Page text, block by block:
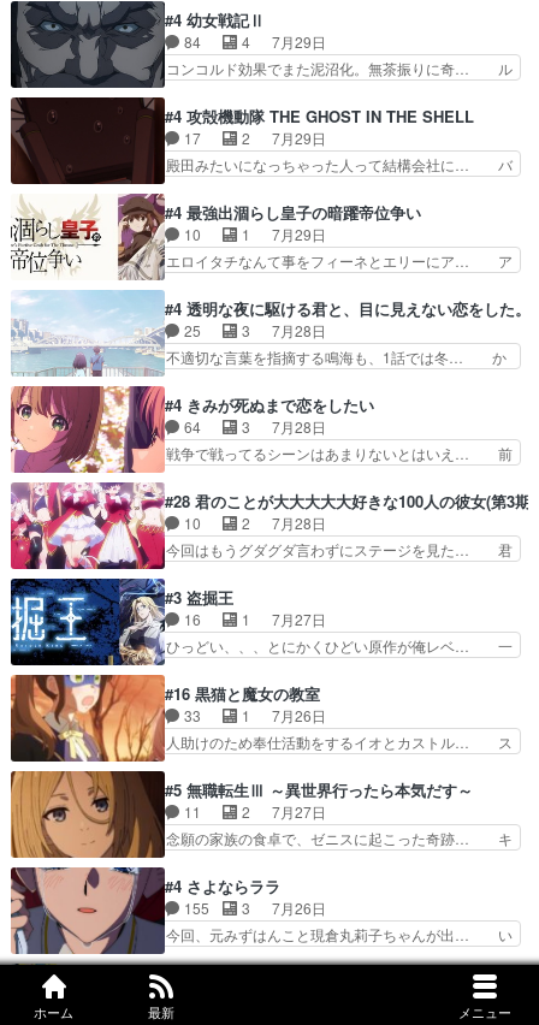
ホーム 最新 メニュー
家に帰ることに・ベリルはミュ… おっさんの親と
なるとお爺ちゃんだよね孫扱… ・ベリル、実家に
帰ることに・ベリルはミュ…
やらあの女優さんが春希のお母さんのよ… 春希ち
ゃん姫ちゃんに野菜の子も凄え可愛い… 隼人くん
のスマホを買いに行ってたけど完全… 第４話を
U-NEXTで視聴しました。視聴… スマホを買うた
見始めてたけどなんだかん… いきなりシリアス展
開ぶち込んでくるじゃん… 春希の家庭事情は複
雑。食事とか隼人が親身…
#4 幼女戦記Ⅱ
84 4
7月29日
コンコルド効果でまた泥沼化。無茶振りに奇… ル
グを更新しました!!宜しければ、是非… 計画通り
にはいかないね笑やり遂げた(ほぼ… 今回もター
ニャに不都合なことがあったりし… 白髪の男性が
語った家族を失った喪無感が、… 連邦に対して有
油を注ぐターニャの勝利軍… 犠牲を払っても良い
ならお前たちが前線へ行… 戦闘がアッサリし過ぎ
じゃない？戦争がメイ…
#4 攻殻機動隊 THE GHOST IN THE SHELL
17 2
7月29日
殿田みたいになっちゃった人って結構会社に… バ
見た目もうただのロボでしかないんだよ… 俺らの
汗拭きそりゃいやだろwwバトー＆ト… イノセン
スの元となった回だけど、ガイノイ… アダム・リ
ンクやジェイムスン(教授)型サ… アンドロイドも
センスの土台になったエピ… コミカルなのにも慣
れてきました。１話でし… ロボットの反乱は今と
なっては良くある話し…
#4 最強出涸らし皇子の暗躍帝位争い
10 1
7月29日
エロイタチなんて事をフィーネとエリーにア… ア
スターを呼ぶ笛？黒幕は狩猟祭とは関係… 平凡な
少女に見える眼鏡w眼鏡属性は持ち合… 神アニ
メ、ケテーイ！「騎士狩猟祭、前夜の… フィーネ
がアルノルトに活躍してもらいたが… 第４話を
とフィーネの２度目のデート出… マジできな臭い
ぞ帝位争い。姉からの刺客を… ふぃーねと町の様
子を見に行ったら町中で窃…
#4 透明な夜に駆ける君と、目に見えない恋をした。
25 3
7月28日
不適切な言葉を指摘する鳴海も、1話では冬… か
接していいのかわからず戸惑うかけるも… 盲目だ
と相手の表情も分からないからどう思… 今期のバ
ックナンバーみたいなOPアニメ。… 初デートで
冬月を笑わせようとする姿も冬月… 特に大きな事
を笑わせようとする姿も冬月… 3話までは主人公
がどうでもいいことでずっ… 花火購入に浅草へ…
行き当たりばったり訪問…
#4 きみが死ぬまで恋をしたい
64 3
7月28日
戦争で戦ってるシーンはあまりないとはいえ… 前
の存在で揺らぐ14クラス約束された死… ミミの
秘密をあっさり受け入れたのは拍子抜… 蘇生魔法
って下衆い国なら進退窮まったら手… 蘇生魔法ヤ
バイけどミミいなかったら詰んで… アニメオタク
うございました！アリとセイ… ごめん、そういう
話がしたい作品じゃないの… 第４話感想：その口
止め効果あるかな？ミミ…
#28 君のことが大大大大大好きな100人の彼女(第3期)
10 2
7月28日
今回はもうグダグダ言わずにステージを見た… 君
カノ版ラブライブ！？こういうのは人… 俺、みん
なのレッスン動画をDVDが焼きき… アナウンス
役で出演いたしましたみんなのア… 恋太郎ファミ
リーがガチでアイドルに挑戦！… ギャグギャグし
カノGirlfrien… 『アイドル伝説恋太郎ファミリ
ー』にて「ア… 安木路佐ウル子役で出演いたしま
したクォリ…
#3 盗掘王
16 1
7月27日
ひっどい、、、とにかくひどい原作が俺レベ… 一
美咲さんと言えば幼女！アイマスの市原… 遼河は
目的の為には人命も軽視するタイプの… 4つのス
キルが揃う。広い墓を捜索中、遼河… 村正はそん
なおどろおどろしいエピソードあ… 気持ちよくし
レベのアニメ制作を日本に奪… 予言で正体がバレ
る、もう騙し討ちは出来な… 村正の墓、アニメで
見ると一杯で怖いな。ア…
#16 黒猫と魔女の教室
33 1
7月26日
人助けのため奉仕活動をするイオとカストル… ス
とカストルの共通点は、魔法の制御が出… 椋鳥の
大群て…住民から迷惑がられてない？… キングコ
ングor進撃の巨人牡羊座のアルデ… スピカ・イ
オ・カストルという組み合わせ。… 有り余るパワ
みかたが雑になってきてるな… イキりカストルは
怖がりやったかあスピカな… 鏡の世界への突入と
新たな依頼サブタイトル…
#5 無職転生Ⅲ ～異世界行ったら本気だす～
11 2
7月27日
念願の家族の食卓で、ゼニスに起こった奇跡… キ
ナリーゼの悪魔の囁きwクリフとエリナ… 悪魔の
囁きやめてくださいwおい、1番重要… ゼニスも
感情が出てきてて良い方向に進んで… 第５話を
ABEMAで視聴しました。視聴に… クリフとエリ
ナリーゼさんが夫婦になり、ノ… エリナリーゼ様
相変わらずで草ルディ君釣り… ルーデウスにシル
フィエットとロキシーとの… 離れ離れになったり
#4 さよならララ
155 3
7月26日
今回、元みずはんこと現倉丸莉子ちゃんが出… い
や、これけっこうおもしろいかも知れん。… 王子
様とは...本当の愛とは...なんぞ… テンポの良いボ
ケとツッコミで笑わせつつ、… この作品、ストー
リーにも登場人物にも全く… 家で机に向かってる
#4 うちの弟どもがすみません